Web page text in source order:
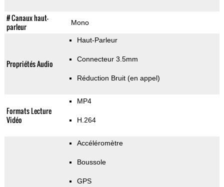
# Canaux haut-
parleur
Mono
Propriétés Audio
Haut-Parleur
Connecteur 3.5mm
Réduction Bruit (en appel)
Formats Lecture
Vidéo
MP4
H.264
Accéléromètre
Boussole
GPS